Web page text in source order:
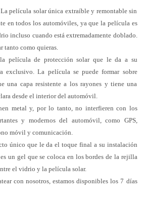
película solar única extraíble y remontable sin
en todos los automóviles, ya que la película es
incluso cuando está extremadamente doblado.
tanto como quieras.
película de protección solar que le da a su
exclusivo. La película se puede formar sobre
una capa resistente a los rayones y tiene una
desde el interior del automóvil.
metal y, por lo tanto, no interfieren con los
y modernos del automóvil, como GPS,
móvil y comunicación.
único que le da el toque final a su instalación
un gel que se coloca en los bordes de la rejilla
el vidrio y la película solar.
con nosotros, estamos disponibles los 7 días